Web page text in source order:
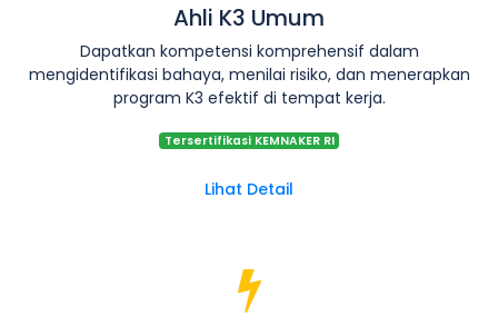
Ahli K3 Umum
Dapatkan kompetensi komprehensif dalam
mengidentifikasi bahaya, menilai risiko, dan menerapkan
program K3 efektif di tempat kerja.
Tersertifikasi KEMNAKER RI
Lihat Detail